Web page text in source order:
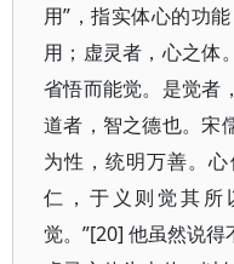
用”，指实体心的功
用；虚灵者，心之体
省悟而能觉。是觉者
道者，智之德也。宋
为性，统明万善。
仁，于义则觉其所
觉。”[20] 他虽然说